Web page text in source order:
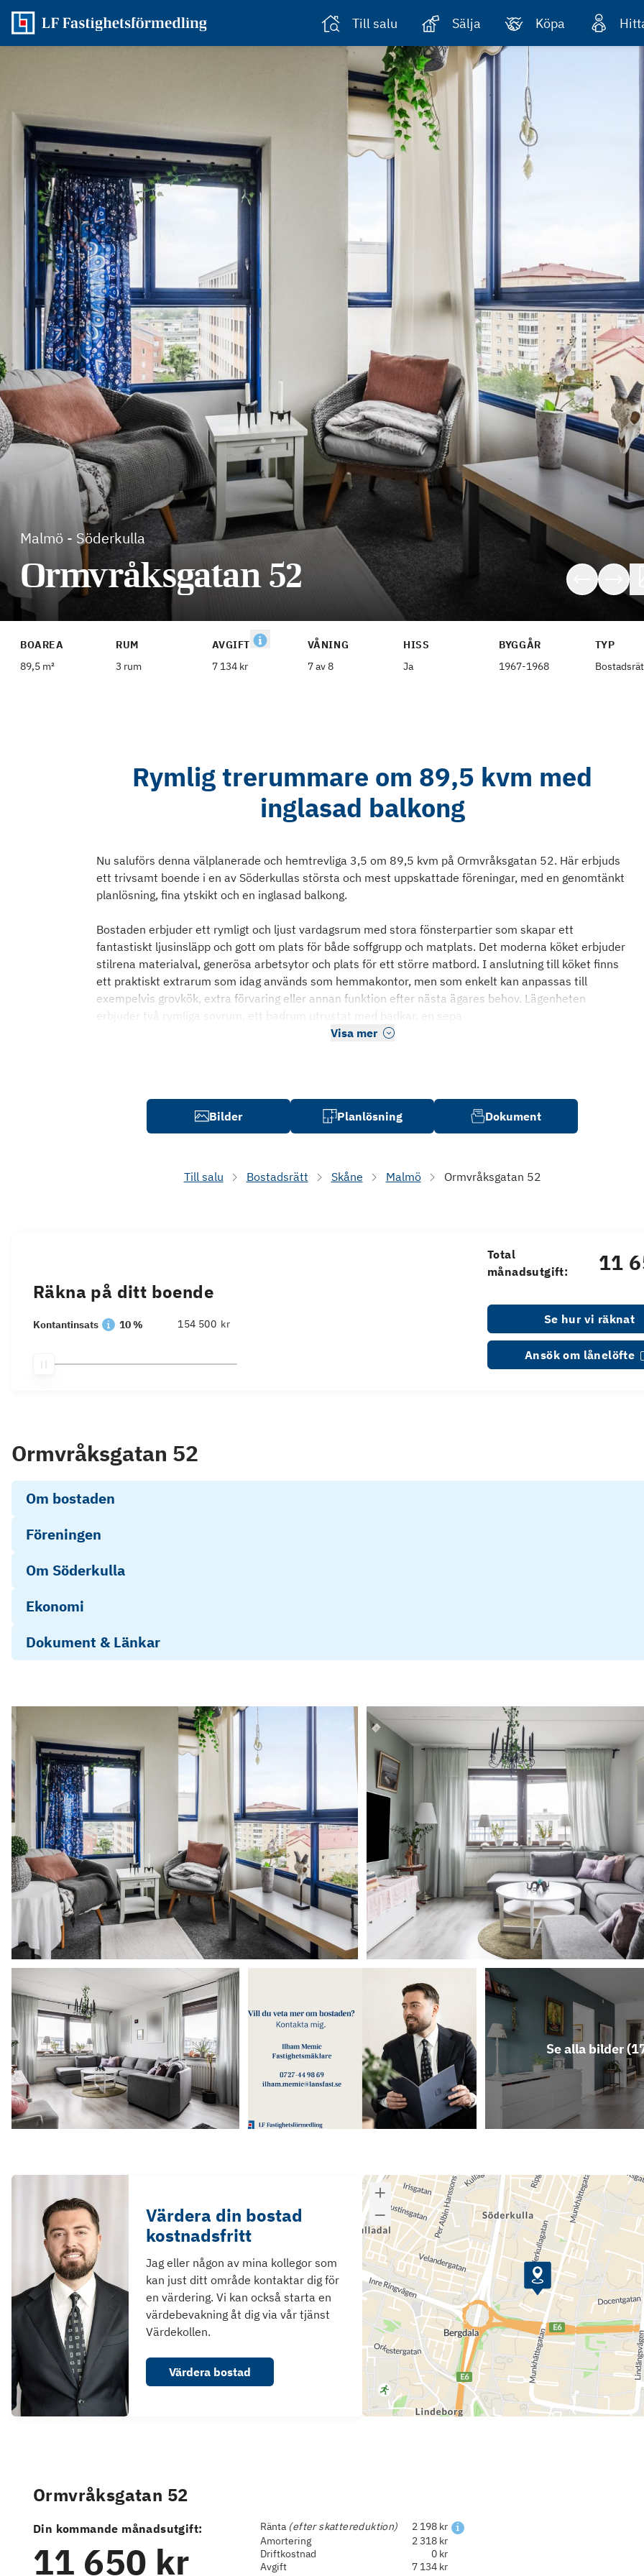
Till salu Sälja Köpa
Malmö - Söderkulla
Ormvråksgatan 52
BOAREA
89,5 m²
RUM
3 rum
AVGIFT
7 134 kr
VÅNING
7 av 8
HISS
Ja
BYGGÅR
1967-1968
TYP
Rymlig trerummare om 89,5 kvm med
inglasad balkong
Nu saluförs denna välplanerade och hemtrevliga 3,5 om 89,5 kvm på Ormvråksgatan 52. Här erbjuds
ett trivsamt boende i en av Söderkullas största och mest uppskattade föreningar, med en genomtänkt
planlösning, fina ytskikt och en inglasad balkong.
Bostaden erbjuder ett rymligt och ljust vardagsrum med stora fönsterpartier som skapar ett
fantastiskt ljusinsläpp och gott om plats för både soffgrupp och matplats. Det moderna köket erbjuder
stilrena materialval, generösa arbetsytor och plats för ett större matbord. I anslutning till köket finns
ett praktiskt extrarum som idag används som hemmakontor, men som enkelt kan anpassas till
exempelvis grovkök, extra förvaring eller annan funktion efter nästa ägares behov. Lägenheten
erbjuder två rymliga sovrum, ett badrum utrustat med badkar, en sepa
Visa mer
Bilder Planlösning Dokument
Till salu Bostadsrätt Skåne Malmö Ormvråksgatan 52
Räkna på ditt boende
Kontantinsats 10 % kr
Total
månadsutgift:
11
Se hur vi räknat
Ansök om lånelöfte
Ormvråksgatan 52
Om bostaden
Föreningen
Om Söderkulla
Ekonomi
Dokument & Länkar
Se alla bilder (
Värdera din bostad
kostnadsfritt
Jag eller någon av mina kollegor som
kan just ditt område kontaktar dig för
en värdering. Vi kan också starta en
värdebevakning åt dig via vår tjänst
Värdekollen.
Värdera bostad
Ormvråksgatan 52
Din kommande månadsutgift:
11 650 kr
Ränta (efter skattereduktion)
2 198 kr
Amortering
2 318 kr
Driftkostnad
0 kr
Avgift
7 134 kr